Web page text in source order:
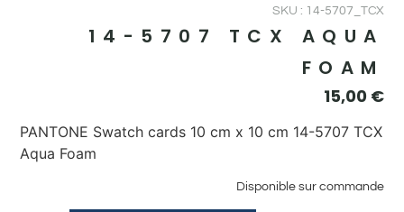
SKU : 14-5707_TCX
14-5707 TCX AQUA
FOAM
15,00 €
PANTONE Swatch cards 10 cm x 10 cm 14-5707 TCX
Aqua Foam
Disponible sur commande